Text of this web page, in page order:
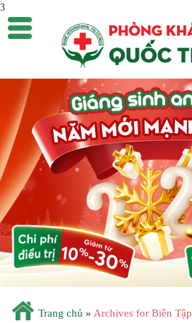
3
Trang chủ » Archives for Biên Tập